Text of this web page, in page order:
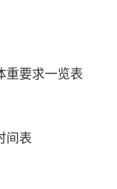
重要求一览表
间表